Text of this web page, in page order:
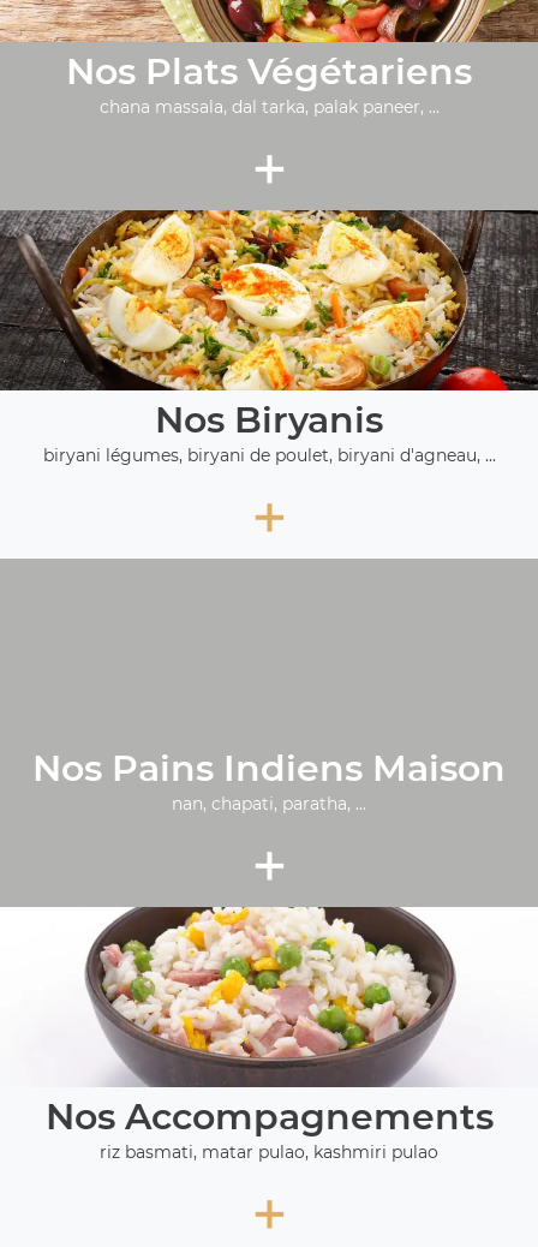
Nos Plats Végétariens
chana massala, dal tarka, palak paneer, ...
+
Nos Biryanis
biryani légumes, biryani de poulet, biryani d'agneau, ...
+
Nos Pains Indiens Maison
nan, chapati, paratha, ...
+
Nos Accompagnements
riz basmati, matar pulao, kashmiri pulao
+